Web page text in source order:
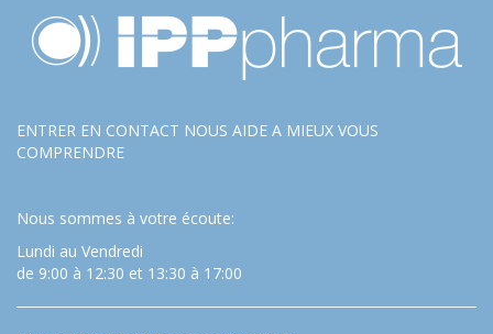
ENTRER EN CONTACT NOUS AIDE A MIEUX VOUS
COMPRENDRE
Nous sommes à votre écoute:
Lundi au Vendredi
de 9:00 à 12:30 et 13:30 à 17:00